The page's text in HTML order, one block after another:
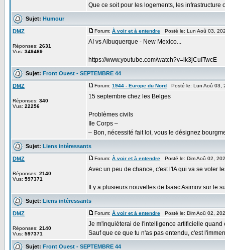
Que ce soit pour les logements, les infrastructure
Sujet: Humour
DMZ
Réponses: 2631
Vus: 349469
Forum: À voir et à entendre Posté le: Lun Aoû 03,
AI vs Albuquerque - New Mexico...
https://www.youtube.com/watch?v=lk3jCuITwcE
Sujet: Front Ouest - SEPTEMBRE 44
DMZ
Réponses: 340
Vus: 22256
Forum: 1944 - Europe du Nord Posté le: Lun Aoû
15 septembre chez les Belges
Problèmes civils
IIe Corps –
– Bon, nécessité fait loi, vous le désignez
Sujet: Liens intéressants
DMZ
Réponses: 2140
Vus: 597371
Forum: À voir et à entendre Posté le: Dim Aoû 02,
Avec un peu de chance, c'est l'IA qui va se voter
Il y a plusieurs nouvelles de Isaac Asimov sur le
Sujet: Liens intéressants
DMZ
Réponses: 2140
Vus: 597371
Forum: À voir et à entendre Posté le: Dim Aoû 02,
Je m'inquièterai de l'intelligence artificielle
Sauf que ce que tu n'as pas entendu, c'est
Sujet: Front Ouest - SEPTEMBRE 44